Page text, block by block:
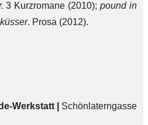
3 Kurzromane (2010); pound in
. Prosa (2012).
Werkstatt | Schönlaterngasse